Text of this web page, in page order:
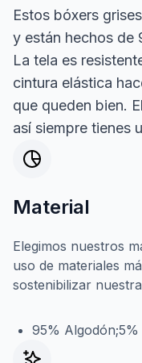
Estos bóxers
y están hechos de
La tela es
cintura elástica
que queden bien.
así siempre tienes
Material
Elegimos nuestros
uso de materiales
sostenibilizar
95% Algodón;5%